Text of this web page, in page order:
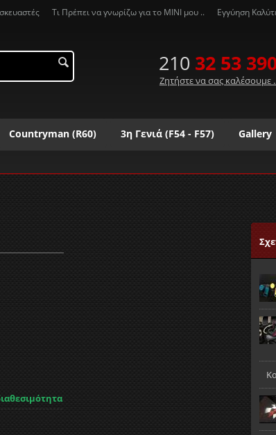
Τι Πρέπει να γνωρίζω για το MΙΝΙ μου .. Εγγύηση
210 32 53
Ζητήστε να σας καλέσουμε
Countryman (R60) 3η Γενιά (F54 - F57) Gallery